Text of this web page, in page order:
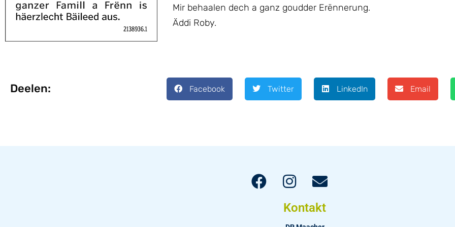
Mir behaalen dech a ganz goudder Erënnerung.
Äddi Roby.
Deelen: Facebook Twitter LinkedIn Email
Kontakt